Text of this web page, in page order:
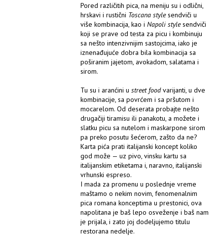
Pored različitih pica, na meniju su i odlični,
hrskavi i rustični Toscana stylesendviči u
više kombinacija, kao iNapoli stylesendviči
koji se prave od testa za picu i kombinuju
sa nešto intenzivnijim sastojcima, iako je
iznenađujuće dobra bila kombinacija sa
poširanim jajetom, avokadom, salatama i
sirom.
Tu su i aranćini ustreet foodvarijanti, u dve
kombinacije, sa povrćem i sa pršutom i
mocarelom. Od deserata probajte nešto
drugačiji tiramisu ili panakotu, a možete i
slatku picu sa nutelom i maskarpone sirom
pa preko posutu šećerom, zašto da ne?
Karta pića prati italijanski koncept koliko
god može — uz pivo, vinsku kartu sa
italijanskim etiketama i, naravno, italijanski
vrhunski espreso.
I mada za promenu u poslednje vreme
maštamo o nekim novim, fenomenalnim
pica romana konceptima u prestonici, ova
napolitana je baš lepo osveženje i baš nam
je prijala, i zato joj dodeljujemo titulu
restorana nedelje.